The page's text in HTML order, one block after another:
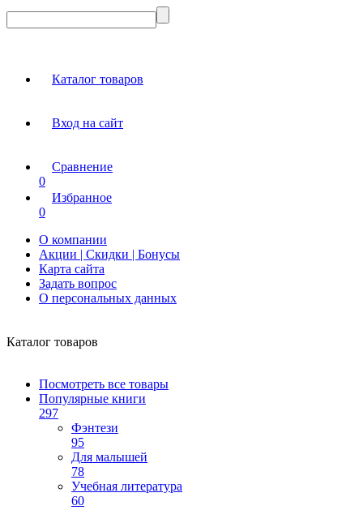
Каталог товаров
Вход на сайт
Сравнение
0
Избранное
0
О компании
Акции | Скидки | Бонусы
Карта сайта
Задать вопрос
О персональных данных
Каталог товаров
Посмотреть все товары
Популярные книги
297
Фэнтези
95
Для малышей
78
Учебная литература
60